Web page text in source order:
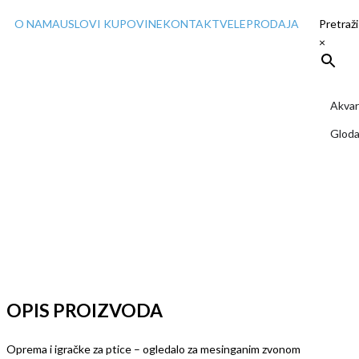
naO NAMAUSLOVI KUPOVINEKONTAKTVELEPRODAJA
×
OPIS PROIZVODA
Oprema i igračke za ptice – ogledalo za mesinganim zvonom